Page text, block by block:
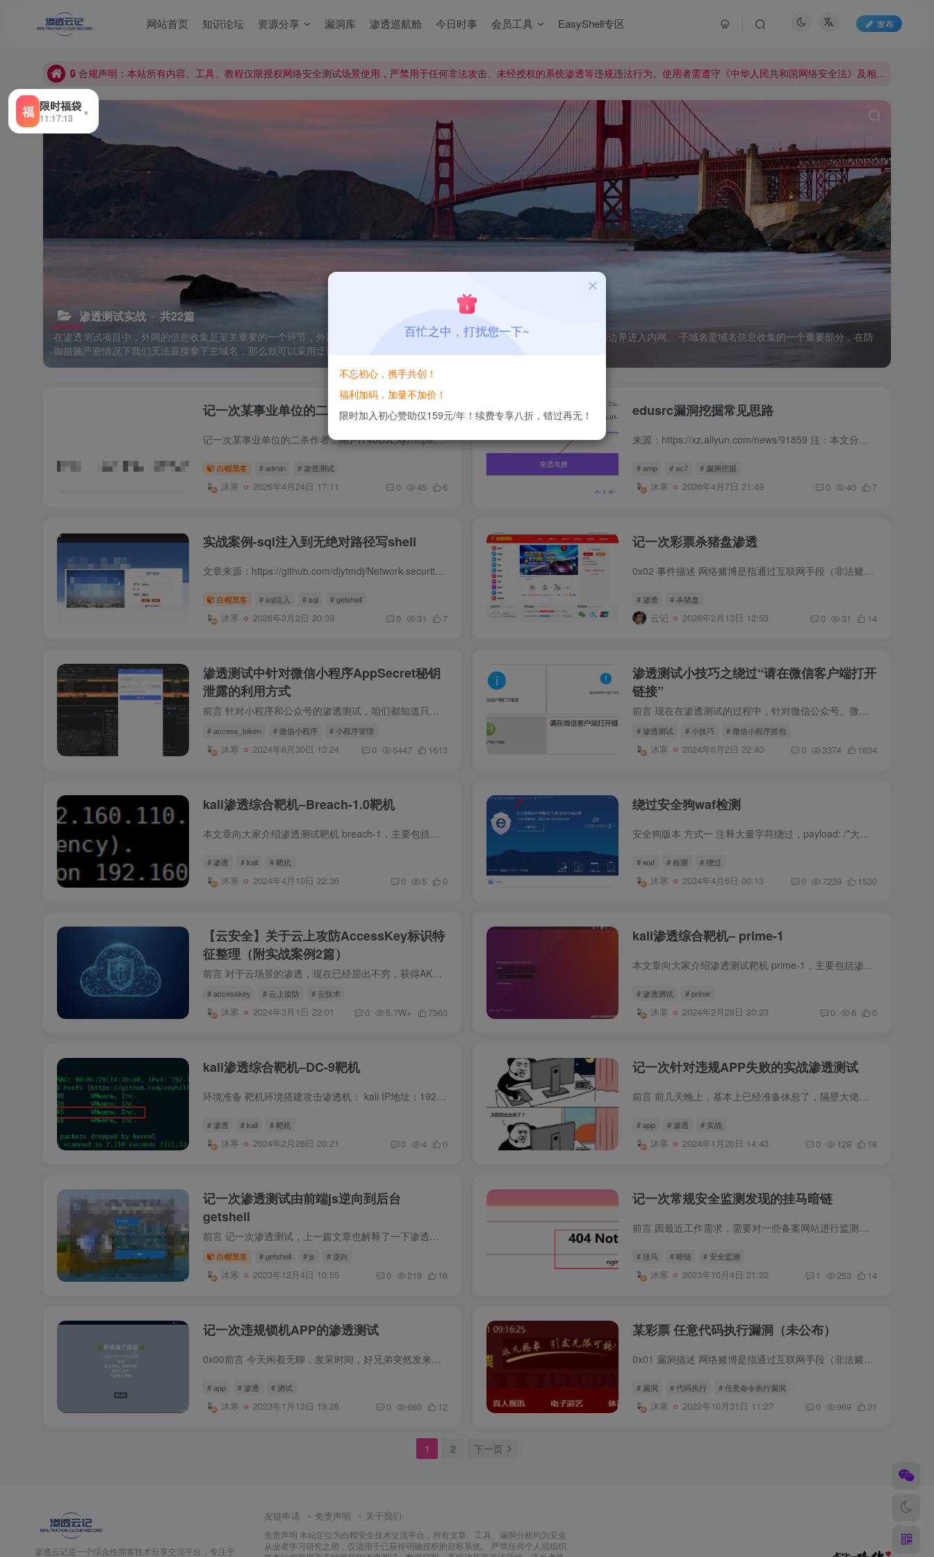
网站首页 知识论坛 资源分享 漏洞库 渗透巡航舱 今日时事 会员工具 EasyShell专区 发布
不是每一次努力都会有收获，但每一次收获都必须努力才能得到。
🔒 合规声明：本站所有内容、工具、教程仅限授权网络安全测试场景使用，严禁用于任何非法攻击、未经授权的系统渗透等违规违法行为。使用者需遵守《中华人民共和国网络安全法》及相关法律法规，因违规使用产生的一切法律责任，由使用者自行承担。
不是每一次努力都会有收获，但每一次收获都必须努力才能得到。
渗透测试实战 共22篇
在渗透测试项目中，外网的信息收集是至关重要的一个环节，外网打点信息收集全面了，可能会有四两拨千斤效果，直接突破外网边界进入内网。 子域名是域名信息收集的一个重要部分，在防
御措施严密情况下我们无法直接拿下主域名，那么就可以采用迂回战术拿下子域名，然后无限靠近主域名。
记一次某事业单位的二杀
记一次某事业单位的二杀作者：用户iT40DJEXyzhttps://xz.aliyun.com/news/91912文章转载自 先知社区 思路总结：找到同一个子域名的其他网站 把存在弱口令登录成功的响应包复制 然后替换给目标网...
白帽黑客 # admin # 渗透测试
沐寒 2026年4月24日 17:11 0 45 6
edusrc漏洞挖掘常见思路
来源：https://xz.aliyun.com/news/91859 注：本文分享内容仅用于网络安全技术讨论，切勿用于违法途径！！！ 初入 src，大部分新手都会选择教育 src 去作为入门，随着网络安全的兴起，各大高校...
# amp # ac7 # 漏洞挖掘
沐寒 2026年4月7日 21:49 0 40 7
实战案例-sql注入到无绝对路径写shell
文章来源：https://github.com/djytmdj/Network-security-study-notes 前言 背景介绍：一个sql注入点进去，无绝对路径，写入webshel 操作 抓包 注入 sqlmap 的--os-shell 获取一个交互权限 查看...
白帽黑客 # sql注入 # sql # getshell
沐寒 2026年3月2日 20:39 0 31 7
记一次彩票杀猪盘渗透
0x02 事件描述 网络赌博是指通过互联网手段（非法赌博网站、博彩App、微信群等）进行的赌博活动。由于网络赌博不合法，资金不受法律保护，有很多“出老千”的行为，很多人被骗后往往不敢报警，...
# 渗透 # 杀猪盘
云记 2026年2月13日 12:53 0 31 14
渗透测试中针对微信小程序AppSecret秘钥
泄露的利用方式
前言 针对小程序和公众号的渗透测试，咱们都知道只要拿到开发者ID(AppID)和开发者密码(AppSecret)，咱们即可结束此次测试。拿到 Appid和Appsecret之后咱们大概率可以直接实现账号接管。 记录一...
# access_token # 微信小程序 # 小程序管理
沐寒 2024年6月30日 13:24 0 6447 1613
渗透测试小技巧之绕过“请在微信客户端打开
链接”
前言 现在在渗透测试的过程中，针对微信公众号、微信小程序的测试变得越来越普遍。 但是某些网站限制只能在微信客户端中打开，不利于咱们进行测试，如何绕过“请在微信客户端打开链接”因此变得...
# 渗透测试 # 小技巧 # 微信小程序抓包
沐寒 2024年6月2日 22:40 0 3374 1834
kali渗透综合靶机–Breach-1.0靶机
本文章向大家介绍渗透测试靶机 breach-1，主要包括渗透测试靶机 breach-1使用实例、应用技巧、基本知识点总结和需要注意事项，具有一定的参考价值，需要的朋友可以参考一下。 下载地址： 下载链...
# 渗透 # kali # 靶机
沐寒 2024年4月10日 22:36 0 5 0
绕过安全狗waf检测
安全狗版本 方式一 注释大量字符绕过，payload: /*大量字符*/union/*大量字符*/select /*ASDFGHJKLASDFGHJKLASDFGHJKLASDFGHJKLASDFGHJKLASDFGHJKLASDFGHJKLASDFGHJKLASDFGHJKLASDFGHJKLASDFGHJ...
# waf # 检测 # 绕过
沐寒 2024年4月6日 00:13 0 7239 1530
【云安全】关于云上攻防AccessKey标识特
征整理（附实战案例2篇）
前言 对于云场景的渗透，现在已经层出不穷，获得AK和SK，也是云安全渗透中重要的一环。 通常，我们会在一些敏感的配置文件或者通过未授权访问、任意文件读取漏洞等方式，来寻找AK和SK。 通常情...
# accesskey # 云上攻防 # 云技术
沐寒 2024年3月1日 22:01 0 5.7W+ 7563
kali渗透综合靶机– prime-1
本文章向大家介绍渗透测试靶机 prime-1，主要包括渗透测试靶机 prime-1使用实例、应用技巧、基本知识点总结和需要注意事项，具有一定的参考价值，需要的朋友可以参考一下。 渗透测试靶机 prime-...
# 渗透测试 # prime
沐寒 2024年2月28日 20:23 0 6 0
kali渗透综合靶机–DC-9靶机
环境准备 靶机环境搭建攻击渗透机： kali IP地址：192.168.60.128靶机：DC-9 IP地址未知靶机下载地址：http://www.vulnhub.com/entry/dc-9,412/ 信息搜集 扫描主机IP，或者直接 arp-scan -l nma...
# 渗透 # kali # 靶机
沐寒 2024年2月28日 20:21 0 4 0
记一次针对违规APP失败的实战渗透测试
前言 前几天晚上，基本上已经准备休息了，隔壁大佬突然发来一个网址，并附言是一个裸聊诈骗APP，需要帮忙看看，继而就有了这篇文章。 首先声明，由于本人技术问题，并没有拿到服务器权限。撰写...
# app # 渗透 # 实战
沐寒 2024年1月20日 14:43 0 128 18
记一次渗透测试由前端js逆向到后台
getshell
前言 记一次渗透测试，上一篇文章也解释了一下渗透测试和红队攻防演练的区别，这里就直接说明一下先前条件：客户只给了一个登录口， 是的，就是只有一个登录口，然后需要尽可能出洞， 重点：旁...
白帽黑客 # getshell # js # 逆向
沐寒 2023年12月4日 10:55 0 219 16
记一次常规安全监测发现的挂马暗链
前言 因最近工作需求，需要对一些备案网站进行监测，寻找其存在的漏洞，例如主页篡改，挂暗链，弱口令等。在此期间发现一个有趣的案例，前来分享。 发现 这个发现其实也是蛮巧合的，大家先看一...
# 挂马 # 暗链 # 安全监测
沐寒 2023年10月4日 21:22 1 253 14
记一次违规锁机APP的渗透测试
0x00前言 今天闲着无聊，发呆时间，好兄弟突然发来一张锁机图片，乍一想锁机这玩意还是咱初中那段时间火啊。因为隐私问题，这里就直接放模拟器运行图片 那些莫名其妙的小软件，大家懂得都懂，都...
# app # 渗透 # 测试
沐寒 2023年1月13日 19:28 0 660 12
某彩票 任意代码执行漏洞（未公布）
0x01 漏洞描述 网络赌博是指通过互联网手段（非法赌博网站、博彩App、微信群等）进行的赌博活动。由于网络赌博不合法，资金不受法律保护，有很多“出老千”的行为，很多人被骗后往往不敢报...
# 漏洞 # 代码执行 # 任意命令执行漏洞
沐寒 2022年10月31日 11:27 0 969 21
1 2 下一页
渗透云记是一个综合性黑客技术分享交流平台，专注于
友链申请 免责声明 关于我们
免责声明 本站定位为白帽安全技术交流平台，所有文章、工具、漏洞分析均为安全
从业者学习研究之用，仅适用于已获得明确授权的目标系统。 严禁任何个人或组织
福 限时福袋
11:17:12 ×
百忙之中，打扰您一下~
不忘初心，携手共创！
福利加码，加量不加价！
限时加入初心赞助仅159元/年！续费专享八折，错过再无！